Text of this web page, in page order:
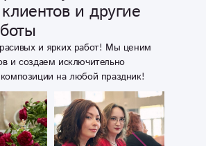
и другие
и ярких работ! Мы ценим
и создаем исключительно
на любой праздник!